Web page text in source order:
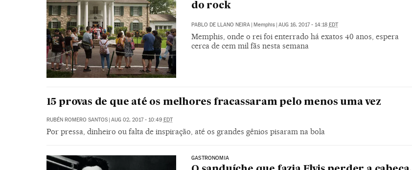
do rock
PABLO DE LLANO NEIRA | Memphis | AUG 16, 2017 - 14:18 EDT
Memphis, onde o rei foi enterrado há exatos 40 anos, espera
cerca de cem mil fãs nesta semana
15 provas de que até os melhores fracassaram pelo menos uma vez
RUBÉN ROMERO SANTOS AUG 02, 2017 - 10:49 EDT
Por pressa, dinheiro ou falta de inspiração, até os grandes gênios pisaram na bola
GASTRONOMIA